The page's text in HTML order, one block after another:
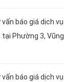
báo giá dịch vụ
Phường 3, Vũng
báo giá dịch vụ